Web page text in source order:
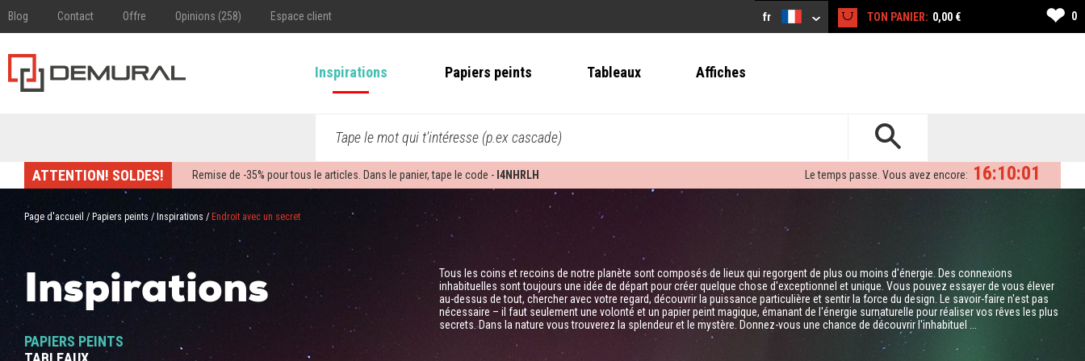
Blog Contact Offre Opinions (258) Espace client fr TON PANIER: 0,00 € ❤ 0
Inspirations Papiers peints Tableaux Affiches
Tape le mot qui t'intéresse (p.ex cascade)
ATTENTION! SOLDES! Remise de -35% pour tous le articles. Dans le panier, tape le code - I4NHRLH 16:10:00
Le temps passe. Vous avez encore:
Page d'accueil / Papiers peints / Inspirations / Endroit avec un secret
Inspirations
PAPIERS PEINTS
Tous les coins et recoins de notre planète sont composés de lieux qui regorgent de plus ou moins d'énergie. Des connexions
inhabituelles sont toujours une idée de départ pour créer quelque chose d'exceptionnel et unique. Vous pouvez essayer de vous élever
au-dessus de tout, chercher avec votre regard, découvrir la puissance particulière et sentir la force du design. Le savoir-faire n'est pas
nécessaire – il faut seulement une volonté et un papier peint magique, émanant de l'énergie surnaturelle pour réaliser vos rêves les plus
secrets. Dans la nature vous trouverez la splendeur et le mystère. Donnez-vous une chance de découvrir l'inhabituel ...